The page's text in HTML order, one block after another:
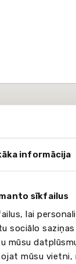
informācija
sīkfailus
lai
sociālo
mūsu
mūsu vietni,